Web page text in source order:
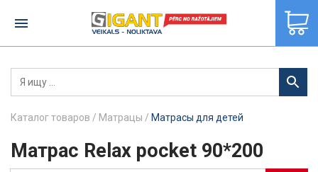
×
Каталог товаров / Матрацы / Матрасы для детей
Матрас Relax pocket 90*200